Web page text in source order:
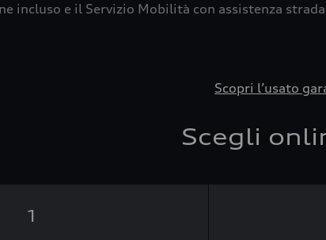
incluso e il Servizio Mobilità con assistenza
Scopri l’usato
Scegli
1